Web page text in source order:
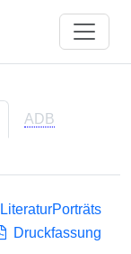
ADB
LiteraturPorträts
Druckfassung